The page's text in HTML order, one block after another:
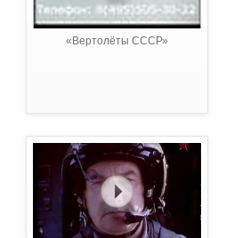
«Вертолёты СССР»